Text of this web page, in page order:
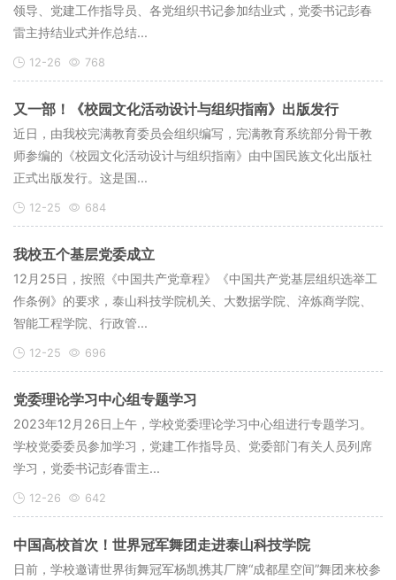
领导、党建工作指导员、各党组织书记参加结业式，党委书记彭春
雷主持结业式并作总结...
12-26 768
又一部！《校园文化活动设计与组织指南》出版发行
近日，由我校完满教育委员会组织编写，完满教育系统部分骨干教
师参编的《校园文化活动设计与组织指南》由中国民族文化出版社
正式出版发行。这是国...
12-25 684
我校五个基层党委成立
12月25日，按照《中国共产党章程》《中国共产党基层组织选举工
作条例》的要求，泰山科技学院机关、大数据学院、淬炼商学院、
智能工程学院、行政管...
12-25 696
党委理论学习中心组专题学习
2023年12月26日上午，学校党委理论学习中心组进行专题学习。
学校党委委员参加学习，党建工作指导员、党委部门有关人员列席
学习，党委书记彭春雷主...
12-26 642
中国高校首次！世界冠军舞团走进泰山科技学院
日前，学校邀请世界街舞冠军杨凯携其厂牌“成都星空间”舞团来校参